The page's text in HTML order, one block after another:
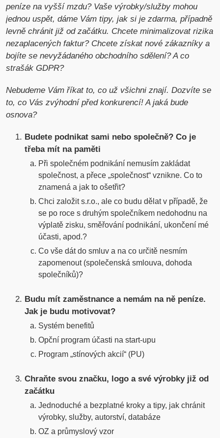
peníze na vyšší mzdu? Vaše výrobky/služby mohou
jednou uspět, dáme Vám tipy, jak si je zdarma, případně
levně chránit již od začátku. Chcete minimalizovat rizika
nezaplacených faktur? Chcete získat nové zákazníky a
bojíte se nevyžádaného obchodního sdělení? A co
strašák GDPR?
Nebudeme Vám říkat to, co už všichni znají. Dozvíte se
to, co Vás zvýhodní před konkurencí! A jaká bude
osnova?
Budete podnikat sami nebo společně? Co je
třeba mít na paměti
Při společném podnikání nemusím zakládat
společnost, a přece „společnost“ vznikne. Co to
znamená a jak to ošetřit?
Chci založit s.r.o., ale co budu dělat v případě, že
se po roce s druhým společníkem nedohodnu na
výplatě zisku, směřování podnikání, ukončení mé
účasti, apod.?
Co vše dát do smluv a na co určitě nesmím
zapomenout (společenská smlouva, dohoda
společníků)?
Budu mít zaměstnance a nemám na ně peníze.
Jak je budu motivovat?
Systém benefitů
Opční program účasti na start-upu
Program „stínových akcií“ (PU)
Chraňte svou značku, logo a své výrobky již od
začátku
Jednoduché a bezplatné kroky a tipy, jak chránit
výrobky, služby, autorství, databáze
OZ a průmyslový vzor